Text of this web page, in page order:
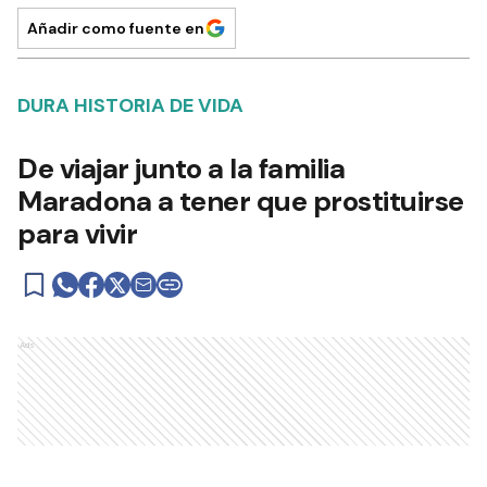
Añadir como fuente en
DURA HISTORIA DE VIDA
De viajar junto a la familia
Maradona a tener que prostituirse
para vivir
Ads